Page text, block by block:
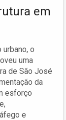
em
o
uma
de São José
da
esforço
e